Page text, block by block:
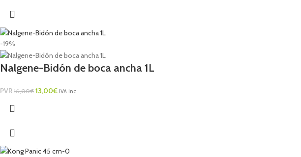
-19%
Nalgene-Bidón de boca ancha 1L
PVR 16,00€ 13,00€ IVA Inc.